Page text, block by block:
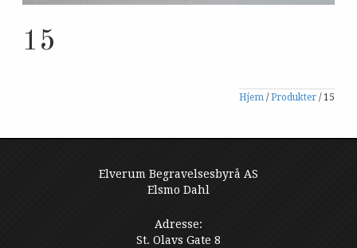
15
Hjem / Produkter / 15
Elverum Begravelsesbyrå AS
Elsmo Dahl
Adresse:
St. Olavs Gate 8